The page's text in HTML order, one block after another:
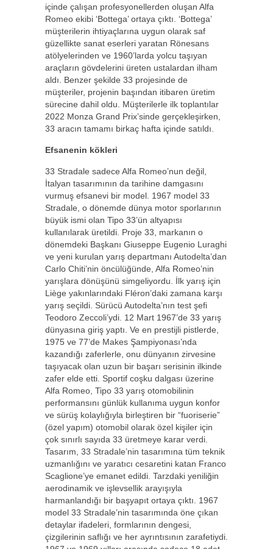
içinde çalışan profesyonellerden oluşan Alfa
Romeo ekibi ‘Bottega’ ortaya çıktı. ‘Bottega’
müşterilerin ihtiyaçlarına uygun olarak saf
güzellikte sanat eserleri yaratan Rönesans
atölyelerinden ve 1960’larda yolcu taşıyan
araçların gövdelerini üreten ustalardan ilham
aldı. Benzer şekilde 33 projesinde de
müşteriler, projenin başından itibaren üretim
sürecine dahil oldu. Müşterilerle ilk toplantılar
2022 Monza Grand Prix’sinde gerçekleşirken,
33 aracın tamamı birkaç hafta içinde satıldı.
Efsanenin kökleri
33 Stradale sadece Alfa Romeo’nun değil,
İtalyan tasarımının da tarihine damgasını
vurmuş efsanevi bir model. 1967 model 33
Stradale, o dönemde dünya motor sporlarının
büyük ismi olan Tipo 33’ün altyapısı
kullanılarak üretildi. Proje 33, markanın o
dönemdeki Başkanı Giuseppe Eugenio Luraghi
ve yeni kurulan yarış departmanı Autodelta’dan
Carlo Chiti’nin öncülüğünde, Alfa Romeo’nin
yarışlara dönüşünü simgeliyordu. İlk yarış için
Liège yakınlarındaki Fléron’daki zamana karşı
yarış seçildi. Sürücü Autodelta’nın test şefi
Teodoro Zeccoli’ydi. 12 Mart 1967’de 33 yarış
dünyasına giriş yaptı. Ve en prestijli pistlerde,
1975 ve 77’de Makes Şampiyonası’nda
kazandığı zaferlerle, onu dünyanın zirvesine
taşıyacak olan uzun bir başarı serisinin ilkinde
zafer elde etti. Sportif coşku dalgası üzerine
Alfa Romeo, Tipo 33 yarış otomobilinin
performansını günlük kullanıma uygun konfor
ve sürüş kolaylığıyla birleştiren bir “fuoriserie”
(özel yapım) otomobil olarak özel kişiler için
çok sınırlı sayıda 33 üretmeye karar verdi.
Tasarım, 33 Stradale’nin tasarımına tüm teknik
uzmanlığını ve yaratıcı cesaretini katan Franco
Scaglione’ye emanet edildi. Tarzdaki yeniliğin
aerodinamik ve işlevsellik arayışıyla
harmanlandığı bir başyapıt ortaya çıktı. 1967
model 33 Stradale’nin tasarımında öne çıkan
detaylar ifadeleri, formlarının dengesi,
çizgilerinin saflığı ve her ayrıntısının zarafetiydi.